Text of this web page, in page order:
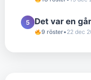
5 Det var en
9 röster•22 dec